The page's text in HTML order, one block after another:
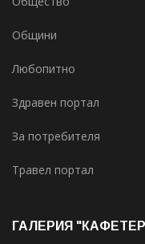
Общини
Любопитно
Здравен портал
За потребителя
Травел портал
ГАЛЕРИЯ